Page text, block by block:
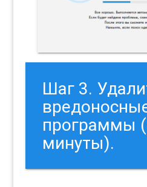
Шаг 3.
программы
минуты).